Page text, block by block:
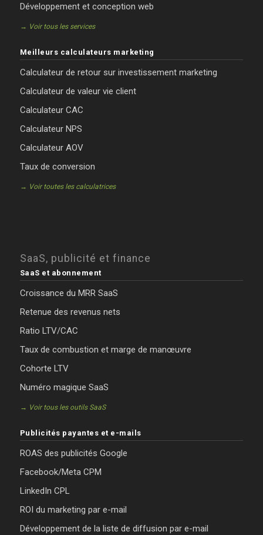
Développement et conception web
→ Voir tous les services
Meilleurs calculateurs marketing
Calculateur de retour sur investissement marketing
Calculateur de valeur vie client
Calculateur CAC
Calculateur NPS
Calculateur AOV
Taux de conversion
→ Voir toutes les calculatrices
SaaS, publicité et finance
SaaS et abonnement
Croissance du MRR SaaS
Retenue des revenus nets
Ratio LTV/CAC
Taux de combustion et marge de manœuvre
Cohorte LTV
Numéro magique SaaS
→ Voir tous les outils SaaS
Publicités payantes et e-mails
ROAS des publicités Google
Facebook/Meta CPM
LinkedIn CPL
ROI du marketing par e-mail
Développement de la liste de diffusion par e-mail